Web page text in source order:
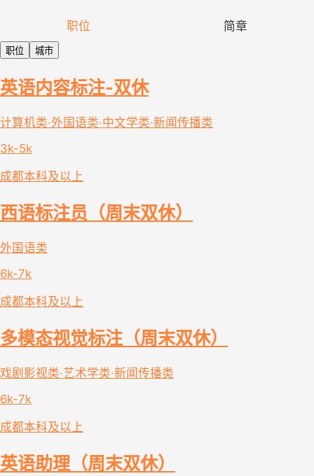
职位 简章
职位 城市
英语内容标注-双休
计算机类·外国语类·中文学类·新闻传播类
3k-5k
成都本科及以上
西语标注员（周末双休）
外国语类
6k-7k
成都本科及以上
多模态视觉标注（周末双休）
戏剧影视类·艺术学类·新闻传播类
6k-7k
成都本科及以上
英语助理（周末双休）